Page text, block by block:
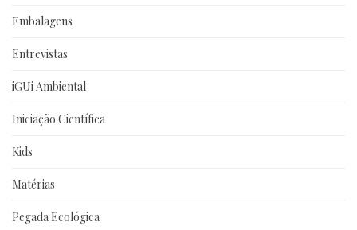
Embalagens
Entrevistas
iGUi Ambiental
Iniciação Científica
Kids
Matérias
Pegada Ecológica